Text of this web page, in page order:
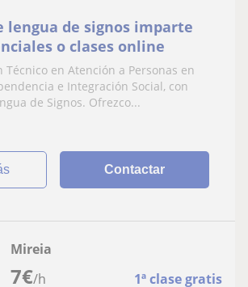
lengua de signos imparte
o clases online
Técnico en Atención a Personas en
e Integración Social, con
de Signos. Ofrezco...
Contactar
7€/h 1ª clase gratis
Mireia